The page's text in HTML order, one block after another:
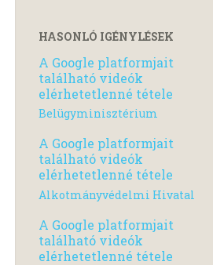
HASONLÓ IGÉNYLÉSEK
A Google platformjait
található videók
elérhetetlenné tétele
Belügyminisztérium
A Google platformjait
található videók
elérhetetlenné tétele
Alkotmányvédelmi Hivatal
A Google platformjait
található videók
elérhetetlenné tétele